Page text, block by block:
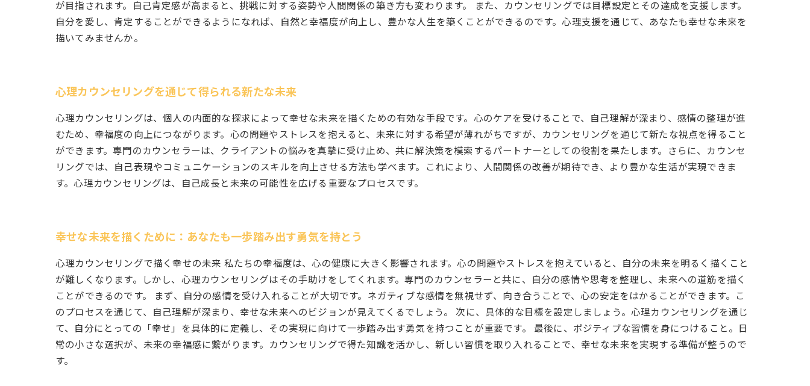
が目指されます。自己肯定感が高まると、挑戦に対する姿勢や人間関係の築き方も変わります。 また、カウンセリングでは目標設定とその達成を支援します。
自分を愛し、肯定することができるようになれば、自然と幸福度が向上し、豊かな人生を築くことができるのです。心理支援を通じて、あなたも幸せな未来を
描いてみませんか。
心理カウンセリングを通じて得られる新たな未来
心理カウンセリングは、個人の内面的な探求によって幸せな未来を描くための有効な手段です。心のケアを受けることで、自己理解が深まり、感情の整理が進
むため、幸福度の向上につながります。心の問題やストレスを抱えると、未来に対する希望が薄れがちですが、カウンセリングを通じて新たな視点を得ること
ができます。専門のカウンセラーは、クライアントの悩みを真摯に受け止め、共に解決策を模索するパートナーとしての役割を果たします。さらに、カウンセ
リングでは、自己表現やコミュニケーションのスキルを向上させる方法も学べます。これにより、人間関係の改善が期待でき、より豊かな生活が実現できま
す。心理カウンセリングは、自己成長と未来の可能性を広げる重要なプロセスです。
幸せな未来を描くために：あなたも一歩踏み出す勇気を持とう
心理カウンセリングで描く幸せの未来 私たちの幸福度は、心の健康に大きく影響されます。心の問題やストレスを抱えていると、自分の未来を明るく描くこと
が難しくなります。しかし、心理カウンセリングはその手助けをしてくれます。専門のカウンセラーと共に、自分の感情や思考を整理し、未来への道筋を描く
ことができるのです。 まず、自分の感情を受け入れることが大切です。ネガティブな感情を無視せず、向き合うことで、心の安定をはかることができます。こ
のプロセスを通じて、自己理解が深まり、幸せな未来へのビジョンが見えてくるでしょう。 次に、具体的な目標を設定しましょう。心理カウンセリングを通じ
て、自分にとっての「幸せ」を具体的に定義し、その実現に向けて一歩踏み出す勇気を持つことが重要です。 最後に、ポジティブな習慣を身につけること。日
常の小さな選択が、未来の幸福感に繋がります。カウンセリングで得た知識を活かし、新しい習慣を取り入れることで、幸せな未来を実現する準備が整うので
す。